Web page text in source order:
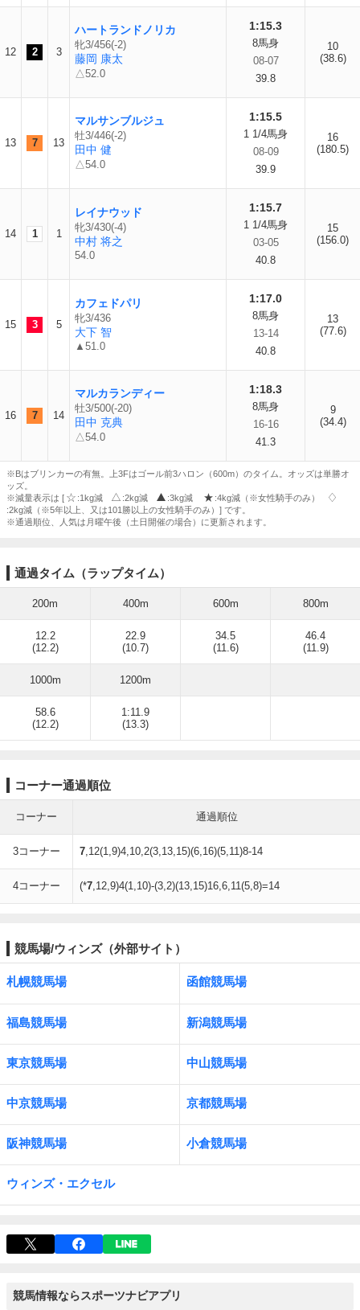
12 2 3
ハートランドノリカ
牝3/456(-2)
藤岡 康太
△52.0
1:15.3
8馬身
08-07
39.8
10
(38.6)
13 7 13
マルサンブルジュ
牡3/446(-2)
田中 健
△54.0
1:15.5
1 1/4馬身
08-09
39.9
16
(180.5)
14 1 1
レイナウッド
牝3/430(-4)
中村 将之
54.0
1:15.7
1 1/4馬身
03-05
40.8
15
(156.0)
15 3 5
カフェドパリ
牝3/436
大下 智
▲51.0
1:17.0
8馬身
13-14
40.8
13
(77.6)
16 7 14
マルカランディー
牡3/500(-20)
田中 克典
△54.0
1:18.3
8馬身
16-16
41.3
9
(34.4)
※Bはブリンカーの有無。上3Fはゴール前3ハロン（600m）のタイム。オッズは単勝オ
ッズ。
※減量表示は [
:1kg減 :2kg減 :3kg減
:4kg減（※女性騎手のみ）
:2kg減（※5年以上、又は101勝以上の女性騎手のみ）] です。
※通過順位、人気は月曜午後（土日開催の場合）に更新されます。
通過タイム（ラップタイム）
200m 400m 600m 800m
12.2
(12.2)
22.9
(10.7)
34.5
(11.6)
46.4
(11.9)
1000m 1200m
58.6
(12.2)
1:11.9
(13.3)
コーナー通過順位
コーナー 通過順位
3コーナー 7,12(1,9)4,10,2(3,13,15)(6,16)(5,11)8-14
4コーナー (*7,12,9)4(1,10)-(3,2)(13,15)16,6,11(5,8)=14
競馬場/ウィンズ（外部サイト）
札幌競馬場 函館競馬場
福島競馬場 新潟競馬場
東京競馬場 中山競馬場
中京競馬場 京都競馬場
阪神競馬場 小倉競馬場
ウィンズ・エクセル
競馬情報ならスポーツナビアプリ